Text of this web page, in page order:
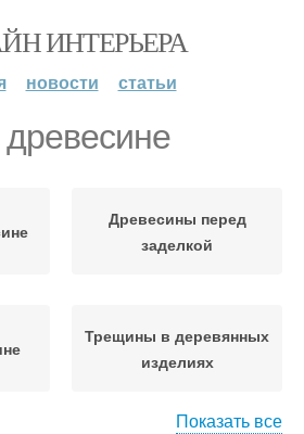
ИНТЕРЬЕРА
новости статьи
Древесины перед
заделкой
Трещины в деревянных
изделиях
Показать все